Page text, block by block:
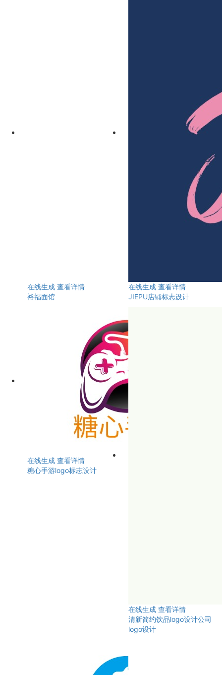
在线生成 查看详情
裕福面馆
在线生成 查看详情
JIEPU店铺标志设计
在线生成 查看详情
糖心手游logo标志设计
在线生成 查看详情
清新简约饮品logo设计公司
logo设计